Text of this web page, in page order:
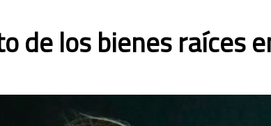
de los bienes raíces